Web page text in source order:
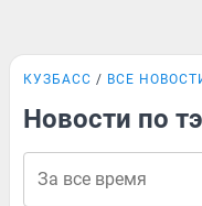
КУЗБАСС ВСЕ
Новости по